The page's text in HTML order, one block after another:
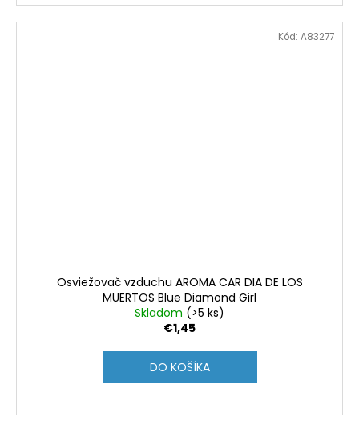
Osviežovač vzduchu AROMA CAR DIA DE LOS
MUERTOS Blue Diamond Girl
Skladom (>5 ks)
€1,45
DO KOŠÍKA
Kód: A83277